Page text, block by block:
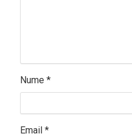
Nume *
Email *